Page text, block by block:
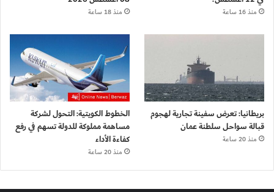
منذ 16 ساعة منذ 18 ساعة
بريطانيا: تعرض سفينة تجارية لهجوم
قبالة سواحل سلطنة عمان
منذ 20 ساعة
الخطوط الكويتية: التحول لشركة
مساهمة مملوكة للدولة تسهم في رفع
كفاءة الأداء
منذ 20 ساعة